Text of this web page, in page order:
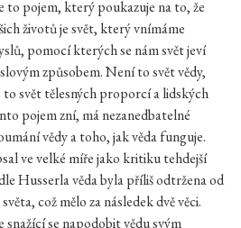
to pojem, který poukazuje na to, že
životů je svět, který vnímáme
pomocí kterých se nám svět jeví
způsobem. Není to svět vědy,
svět tělesných proporcí a lidských
pojem zní, má nezanedbatelné
vědy a toho, jak věda funguje.
ve velké míře jako kritiku tehdejší
Husserla věda byla příliš odtržena od
což mělo za následek dvě věci.
snažící se napodobit vědu svým